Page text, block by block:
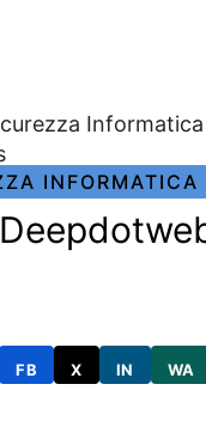
Informatica
INFORMATICA
FB X IN WA